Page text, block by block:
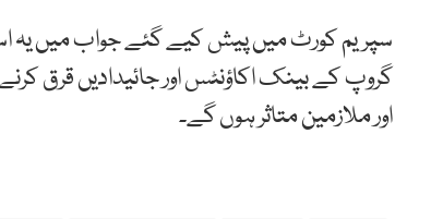
سپریم کورٹ میں پیش کیے گئے جواب میں یہ
گروپ کے بینک اکاؤنٹس اور جائیدادیں قرق
اور ملازمین متاثر ہوں گے۔